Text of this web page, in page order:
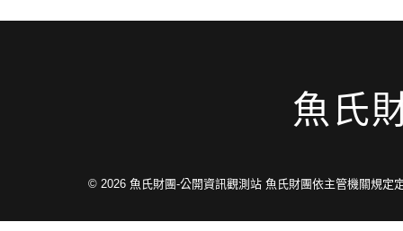
魚氏
© 2026 魚氏財團-公開資訊觀測站 魚氏財團依主管機關規定